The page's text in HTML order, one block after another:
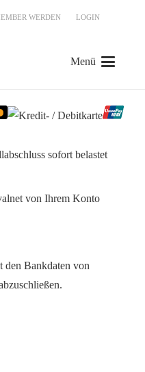
WERDEN LOGIN
Menü
sofort belastet
von Ihrem Konto
den Bankdaten von